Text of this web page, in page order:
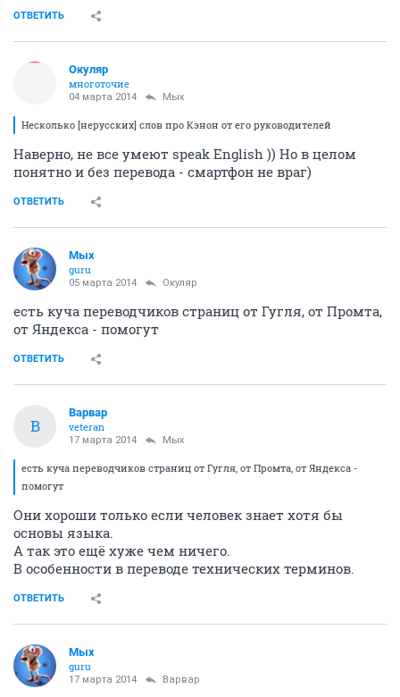
ОТВЕТИТЬ
Окуляр
многоточие
04 марта 2014 Мых
Несколько [нерусских] слов про Кэнон от его руководителей
Наверно, не все умеют speak English )) Но в целом
понятно и без перевода - смартфон не враг)
ОТВЕТИТЬ
Мых
guru
05 марта 2014 Окуляр
есть куча переводчиков страниц от Гугля, от Промта,
от Яндекса - помогут
ОТВЕТИТЬ
В
Варвар
veteran
17 марта 2014 Мых
есть куча переводчиков страниц от Гугля, от Промта, от Яндекса -
помогут
Они хороши только если человек знает хотя бы
основы языка.
А так это ещё хуже чем ничего.
В особенности в переводе технических терминов.
ОТВЕТИТЬ
Мых
guru
17 марта 2014 Варвар